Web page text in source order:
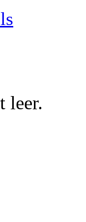
leer.